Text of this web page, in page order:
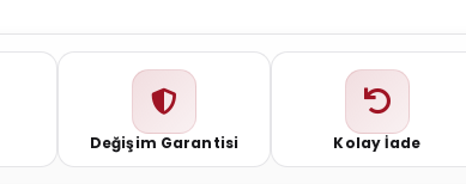
Değişim Garantisi Kolay İade